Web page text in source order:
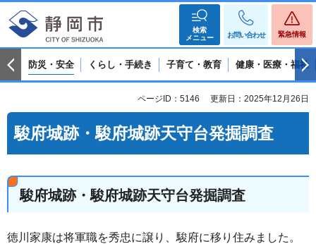
検索
メニュー
お問い合わせ 緊急情報
防災・安全 くらし・手続き 子育て・教育 健康・医療・福祉
ページID：5146 更新日：2025年12月26日
駿府城跡・駿府城跡天守台発掘調査
駿府城跡・駿府城跡天守台発掘調査
徳川家康は将軍職を秀忠に譲り、駿府に移り住みました。